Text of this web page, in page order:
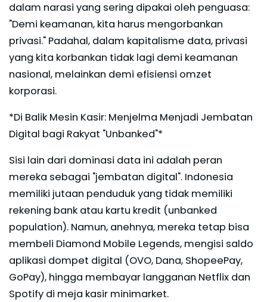
dalam narasi yang sering dipakai oleh penguasa:
"Demi keamanan, kita harus mengorbankan
privasi." Padahal, dalam kapitalisme data, privasi
yang kita korbankan tidak lagi demi keamanan
nasional, melainkan demi efisiensi omzet
korporasi.
*Di Balik Mesin Kasir: Menjelma Menjadi Jembatan
Digital bagi Rakyat "Unbanked"*
Sisi lain dari dominasi data ini adalah peran
mereka sebagai "jembatan digital". Indonesia
memiliki jutaan penduduk yang tidak memiliki
rekening bank atau kartu kredit (unbanked
population). Namun, anehnya, mereka tetap bisa
membeli Diamond Mobile Legends, mengisi saldo
aplikasi dompet digital (OVO, Dana, ShopeePay,
GoPay), hingga membayar langganan Netflix dan
Spotify di meja kasir minimarket.